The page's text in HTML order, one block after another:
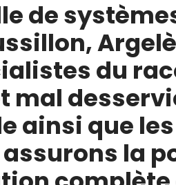
de
du
mal
ainsi que
la